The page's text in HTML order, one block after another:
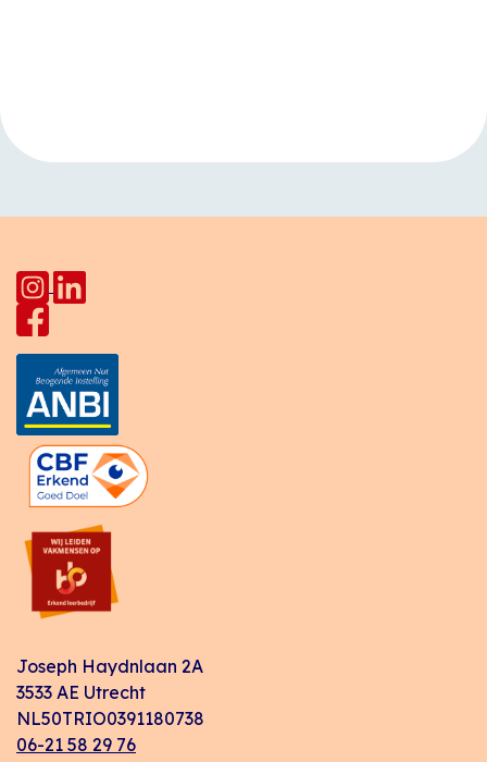
Joseph Haydnlaan 2A
3533 AE Utrecht
NL50TRIO0391180738
06-21 58 29 76